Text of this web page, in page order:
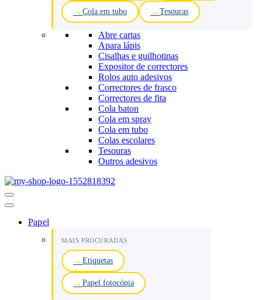
Cola em tubo Tesouras
Abre cartas
Apara lápis
Cisalhas e guilhotinas
Expositor de correctores
Rolos auto adesivos
Correctores de frasco
Correctores de fita
Cola baton
Cola em spray
Cola em tubo
Colas escolares
Tesouras
Outros adesivos
Menu
de
Papel
MAIS PROCURADAS
Etiquetas
Papel fotocópia